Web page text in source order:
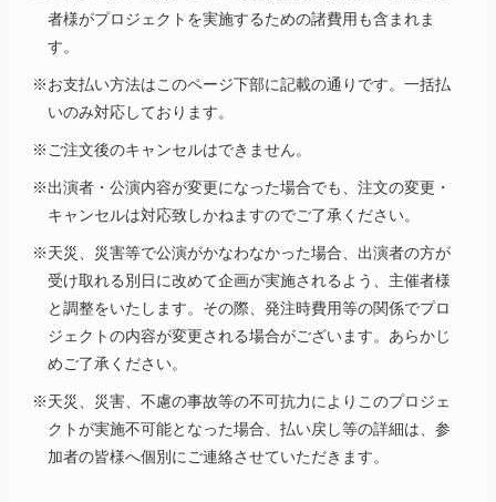
者様がプロジェクトを実施するための諸費用も含まれま
す。
※お支払い方法はこのページ下部に記載の通りです。一括払
いのみ対応しております。
※ご注文後のキャンセルはできません。
※出演者・公演内容が変更になった場合でも、注文の変更・
キャンセルは対応致しかねますのでご了承ください。
※天災、災害等で公演がかなわなかった場合、出演者の方が
受け取れる別日に改めて企画が実施されるよう、主催者様
と調整をいたします。その際、発注時費用等の関係でプロ
ジェクトの内容が変更される場合がございます。あらかじ
めご了承ください。
※天災、災害、不慮の事故等の不可抗力によりこのプロジェ
クトが実施不可能となった場合、払い戻し等の詳細は、参
加者の皆様へ個別にご連絡させていただきます。